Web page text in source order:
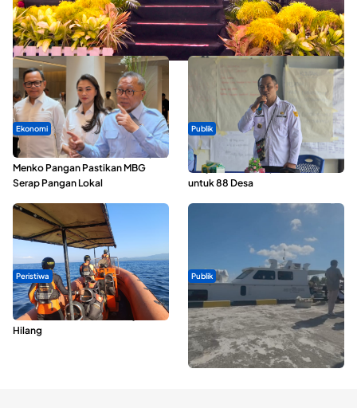
Seminar di Ternate, Mendes Perkuat Sinergi Percepatan
Kopdes Merah Putih
Ekonomi
SPPG di Maluku Utara Dipercepat,
Menko Pangan Pastikan MBG
Serap Pangan Lokal
Publik
ABDESI Morotai Apresiasi
Penyaluran ADD Rp3,13 Miliar
untuk 88 Desa
Peristiwa
Dua Longboat Bertabrakan di
Perairan Taliabu, Satu Nelayan
Hilang
Publik
Pelayaran Perdana KM Dodola
Express Terkendala, Baling-baling
Kapal Rusak